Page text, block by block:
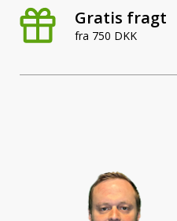
Gratis fragt
fra 750 DKK